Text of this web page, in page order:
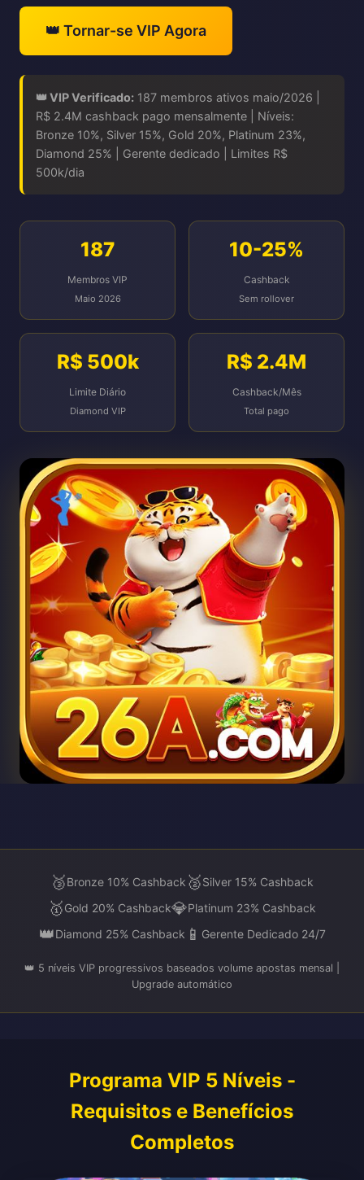
👑 Tornar-se VIP Agora
👑 VIP Verificado: 187 membros ativos maio/2026 |
R$ 2.4M cashback pago mensalmente | Níveis:
Bronze 10%, Silver 15%, Gold 20%, Platinum 23%,
Diamond 25% | Gerente dedicado | Limites R$
500k/dia
187
Membros VIP
Maio 2026
10-25%
Cashback
Sem rollover
R$ 500k
Limite Diário
Diamond VIP
R$ 2.4M
Cashback/Mês
Total pago
🥉Bronze 10% Cashback 🥈Silver 15% Cashback
🥇Gold 20% Cashback💎Platinum 23% Cashback
👑Diamond 25% Cashback 📱 Gerente Dedicado 24/7
👑 5 níveis VIP progressivos baseados volume apostas mensal |
Upgrade automático
Programa VIP 5 Níveis -
Requisitos e Benefícios
Completos